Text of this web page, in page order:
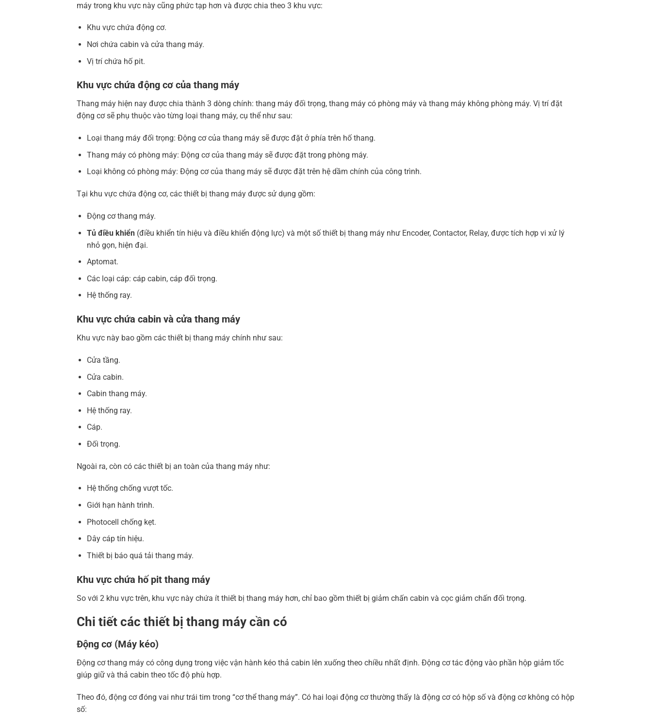
máy trong khu vực này cũng phức tạp hơn và được chia theo 3 khu vực:
Khu vực chứa động cơ.
Nơi chứa cabin và cửa thang máy.
Vị trí chứa hố pit.
Khu vực chứa động cơ của thang máy
Thang máy hiện nay được chia thành 3 dòng chính: thang máy đối trọng, thang máy có phòng máy và thang máy không phòng máy. Vị trí đặt
động cơ sẽ phụ thuộc vào từng loại thang máy, cụ thể như sau:
Loại thang máy đối trọng: Động cơ của thang máy sẽ được đặt ở phía trên hố thang.
Thang máy có phòng máy: Động cơ của thang máy sẽ được đặt trong phòng máy.
Loại không có phòng máy: Động cơ của thang máy sẽ được đặt trên hệ dầm chính của công trình.
Tại khu vực chứa động cơ, các thiết bị thang máy được sử dụng gồm:
Động cơ thang máy.
Tủ điều khiển(điều khiển tín hiệu và điều khiển động lực) và một số thiết bị thang máy như Encoder, Contactor, Relay, được tích hợp vi xử lý
nhỏ gọn, hiện đại.
Aptomat.
Các loại cáp: cáp cabin, cáp đối trọng.
Hệ thống ray.
Khu vực chứa cabin và cửa thang máy
Khu vực này bao gồm các thiết bị thang máy chính như sau:
Cửa tầng.
Cửa cabin.
Cabin thang máy.
Hệ thống ray.
Cáp.
Đối trọng.
Ngoài ra, còn có các thiết bị an toàn của thang máy như:
Hệ thống chống vượt tốc.
Giới hạn hành trình.
Photocell chống kẹt.
Dây cáp tín hiệu.
Thiết bị báo quá tải thang máy.
Khu vực chứa hố pit thang máy
So với 2 khu vực trên, khu vực này chứa ít thiết bị thang máy hơn, chỉ bao gồm thiết bị giảm chấn cabin và cọc giảm chấn đối trọng.
Chi tiết các thiết bị thang máy cần có
Động cơ (Máy kéo)
Động cơ thang máy có công dụng trong việc vận hành kéo thả cabin lên xuống theo chiều nhất định. Động cơ tác động vào phần hộp giảm tốc
giúp giữ và thả cabin theo tốc độ phù hợp.
Theo đó, động cơ đóng vai như trái tim trong “cơ thể thang máy”. Có hai loại động cơ thường thấy là động cơ có hộp số và động cơ không có hộp
số: